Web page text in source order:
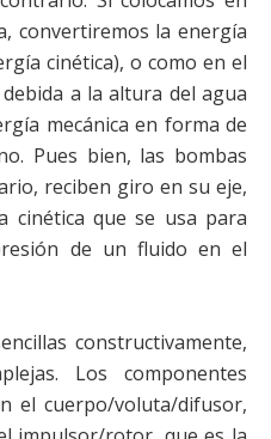
convertiremos la energía
cinética), o como en el
a la altura del agua
mecánica en forma de
Pues bien, las bombas
reciben giro en su eje,
cinética que se usa para
de un fluido en el
constructivamente,
Los componentes
el cuerpo/voluta/difusor,